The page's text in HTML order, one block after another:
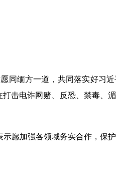
同缅方一道，共同落实好习
击电诈网赌、反恐、禁毒、
愿加强各领域务实合作，保